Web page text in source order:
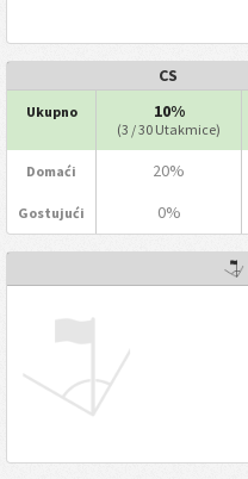
CS
Ukupno 10%
(3 / 30 Utakmice)
Domaći 20%
Gostujući 0%